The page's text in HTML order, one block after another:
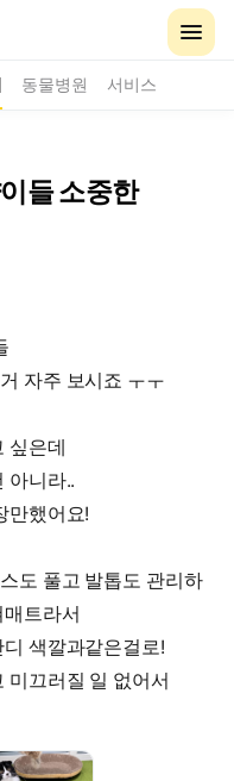
동물병원 서비스
들 소중한
자주 보시죠 ㅜㅜ
싶은데
아니라..
만했어요!
도 풀고 발톱도 관리하
트라서
색깔과같은걸로!
미끄러질 일 없어서